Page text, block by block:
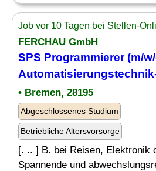
Job vor 10 Tagen bei Stellen-
FERCHAU GmbH
SPS Programmierer (m/
• Bremen, 28195
Abgeschlossenes Studium
Betriebliche Altersvorsorge
[. .. ] B. bei Reisen, Elektronik
Spannende und